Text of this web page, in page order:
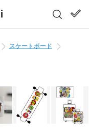
スケートボード